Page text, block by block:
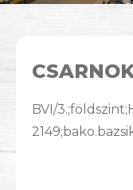
BVI/